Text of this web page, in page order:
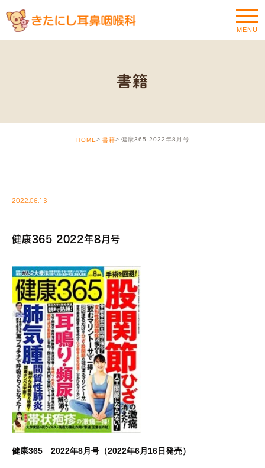
MENU
書籍
HOME 書籍 健康365 2022年8月号
2022.06.13
健康365 2022年8月号
健康365 2022年8月号（2022年6月16日発売）